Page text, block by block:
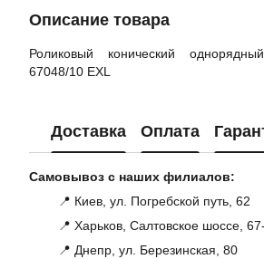
Описание товара
Роликовый конический
67048/10 EXL
Доставка Оплата
Самовывоз с наших филиалов:
📍 Киев, ул. Погребской путь, 62
📍 Харьков, Салтовское шоссе,
📍 Днепр, ул. Березинская, 80